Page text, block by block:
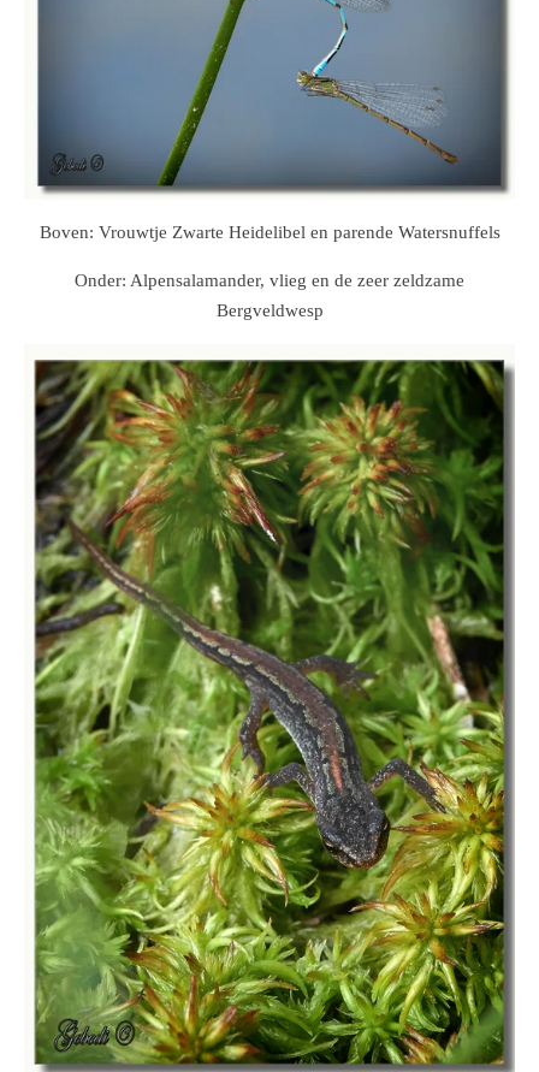
Boven: Vrouwtje Zwarte Heidelibel en parende Watersnuffels
Onder: Alpensalamander, vlieg en de zeer zeldzame
Bergveldwesp